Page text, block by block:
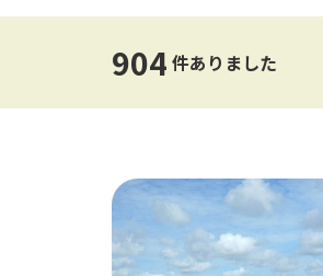
ウォーターレジャー
温泉・スパ・銭湯
904 件ありました